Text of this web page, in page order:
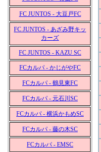
FC JUNTOS - 大豆戸FC
FC JUNTOS - あざみ野キッ
カーズ
FC JUNTOS - KAZU SC
FCカルパ - かじがやFC
FCカルパ - 鶴見東FC
FCカルパ - 元石川SC
FCカルパ - 横浜かもめSC
FCカルパ - 藤の木SC
FCカルパ - EMSC